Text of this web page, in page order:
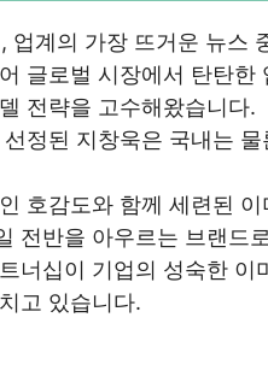
업계의 가장 뜨거운 뉴스
글로벌 시장에서 탄탄
전략을 고수해왔습니다.
정된 지창욱은 국내는
호감도와 함께 세련된
전반을 아우르는 브랜드
너십이 기업의 성숙한 이
고 있습니다.